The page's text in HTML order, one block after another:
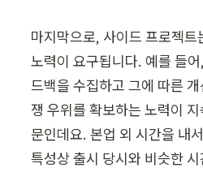
마지막으로, 사이드 프로젝트
노력이 요구됩니다. 예를 들
드백을 수집하고 그에 따른
쟁 우위를 확보하는 노력이
문인데요. 본업 외 시간을 내
특성상 출시 당시와 비슷한